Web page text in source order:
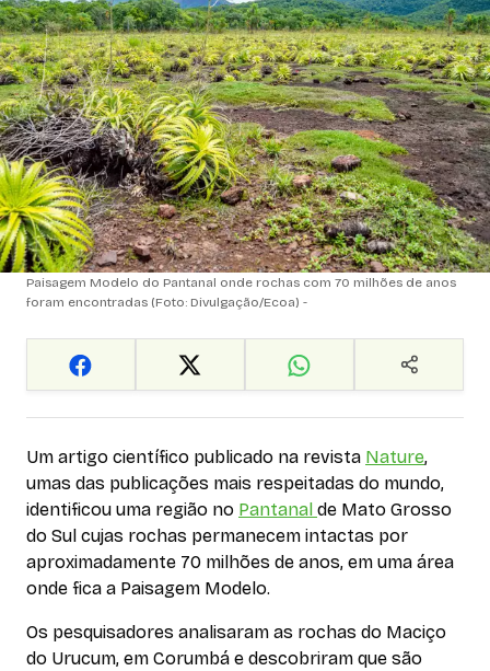
Paisagem Modelo do Pantanal onde rochas com 70 milhões de anos
foram encontradas (Foto: Divulgação/Ecoa) -
Um artigo científico publicado na revista Nature,
umas das publicações mais respeitadas do mundo,
identificou uma região no Pantanal de Mato Grosso
do Sul cujas rochas permanecem intactas por
aproximadamente 70 milhões de anos, em uma área
onde fica a Paisagem Modelo.
Os pesquisadores analisaram as rochas do Maciço
do Urucum, em Corumbá e descobriram que são